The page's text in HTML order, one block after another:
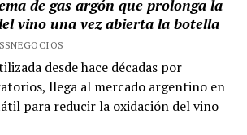
de gas argón que prolonga la
vino una vez abierta la botella
desde hace décadas por
llega al mercado argentino en
para reducir la oxidación del vino